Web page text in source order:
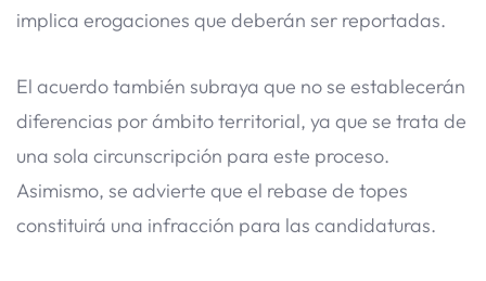
implica erogaciones que deberán ser reportadas.
El acuerdo también subraya que no se establecerán
diferencias por ámbito territorial, ya que se trata de
una sola circunscripción para este proceso.
Asimismo, se advierte que el rebase de topes
constituirá una infracción para las candidaturas.